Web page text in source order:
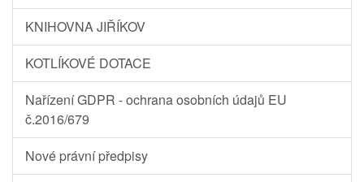
KNIHOVNA JIŘÍKOV
KOTLÍKOVÉ DOTACE
Nařízení GDPR - ochrana osobních údajů EU
č.2016/679
Nové právní předpisy